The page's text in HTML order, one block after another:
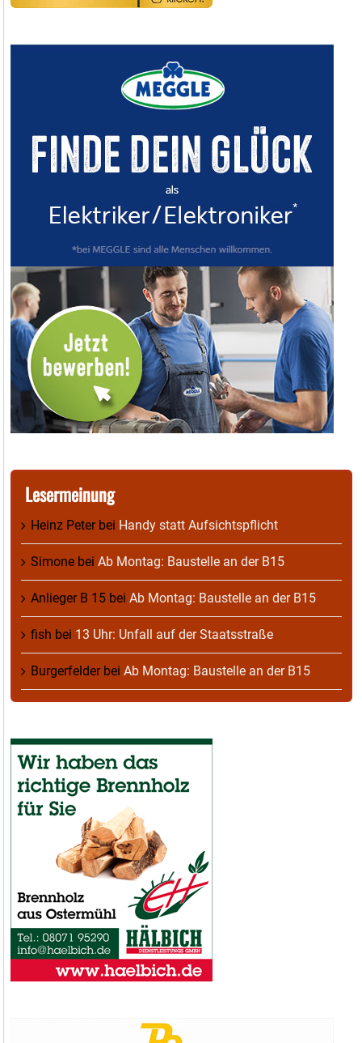
Lesermeinung
Heinz Peterbei Handy statt Aufsichtspflicht
Simone bei Ab Montag: Baustelle an der B15
Anlieger B 15 bei Ab Montag: Baustelle an der B15
fish bei 13 Uhr: Unfall auf der Staatsstraße
Burgerfelderbei Ab Montag: Baustelle an der B15